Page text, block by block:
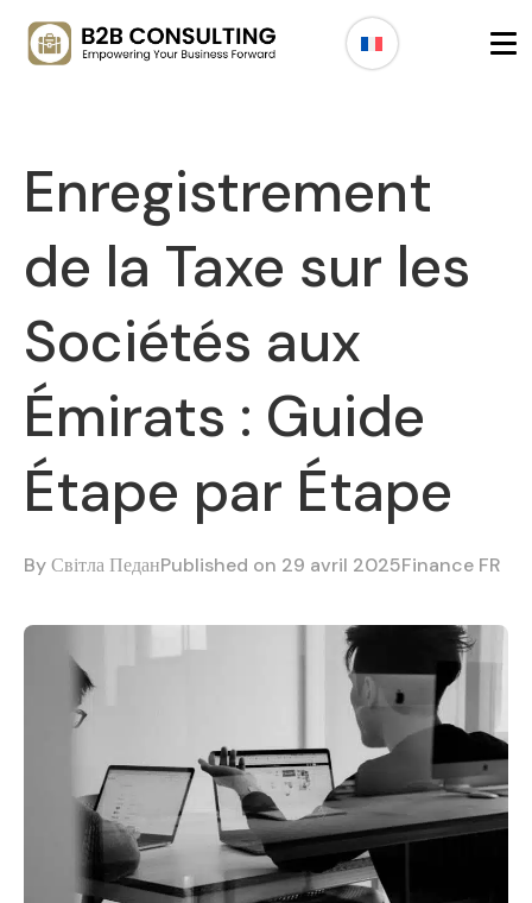
Enregistrement
de la Taxe sur les
Sociétés aux
Émirats : Guide
Étape par Étape
ByСвітла ПеданPublished on 29 avril 2025Finance FR